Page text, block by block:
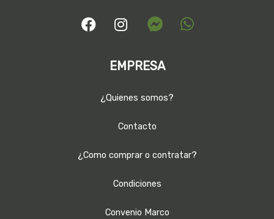
EMPRESA
¿Quienes somos?
Contacto
¿Como comprar o contratar?
Condiciones
Convenio Marco